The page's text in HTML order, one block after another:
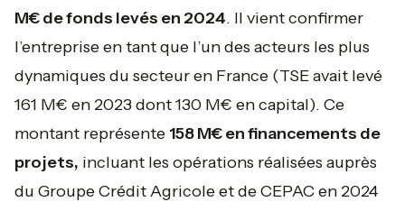
M€ de fonds levés en 2024. Il vient confirmer
l’entreprise en tant que l’un des acteurs les plus
dynamiques du secteur en France (TSE avait levé
161 M€ en 2023 dont 130 M€ en capital). Ce
montant représente 158 M€ en financements de
projets, incluant les opérations réalisées auprès
du Groupe Crédit Agricole et de CEPAC en 2024